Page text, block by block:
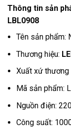
Thông tin sản
LBL0908
Tên sản phẩm:
Thương hiệu:
Xuất xứ thương
Mã sản phẩm:
Nguồn điện:
Công suất: